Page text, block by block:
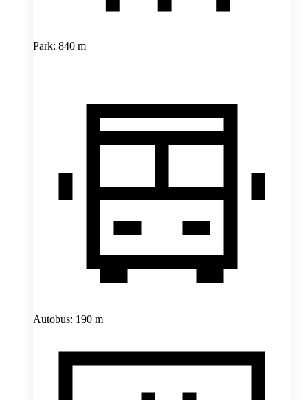
Park: 840 m
Autobus: 190 m